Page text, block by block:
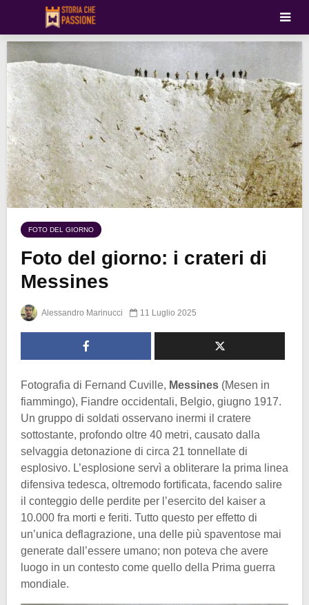
FOTO DEL GIORNO
Foto del giorno: i crateri di
Messines
Alessandro Marinucci 11 Luglio 2025
Fotografia di Fernand Cuville, Messines (Mesen in
fiammingo), Fiandre occidentali, Belgio, giugno 1917.
Un gruppo di soldati osservano inermi il cratere
sottostante, profondo oltre 40 metri, causato dalla
selvaggia detonazione di circa 21 tonnellate di
esplosivo. L’esplosione servì a obliterare la prima linea
difensiva tedesca, oltremodo fortificata, facendo salire
il conteggio delle perdite per l’esercito del kaiser a
10.000 fra morti e feriti. Tutto questo per effetto di
un’unica deflagrazione, una delle più spaventose mai
generate dall’essere umano; non poteva che avere
luogo in un contesto come quello della Prima guerra
mondiale.